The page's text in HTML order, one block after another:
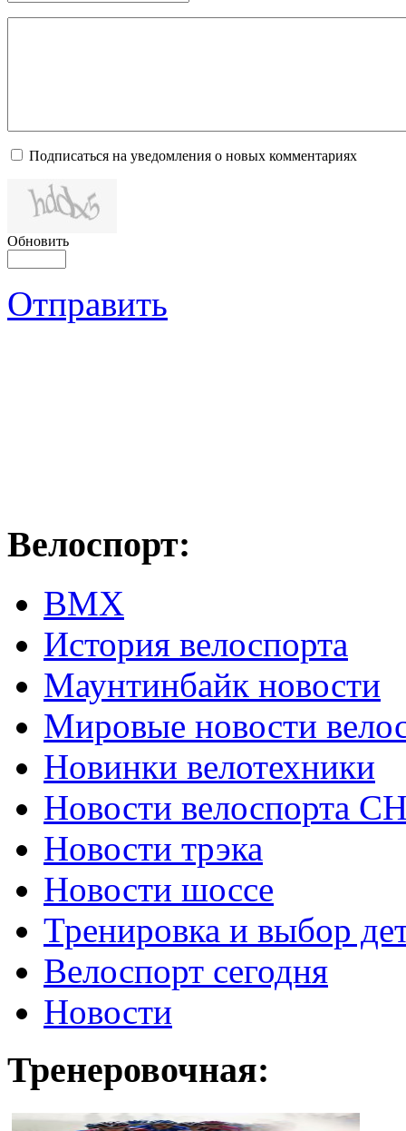
Подписаться на уведомления о новых комментариях
Обновить
Отправить
Велоспорт:
ВМХ
История велоспорта
Маунтинбайк новости
Мировые новости
Новинки велотехники
Новости велоспорта
Новости трэка
Новости шоссе
Тренировка и выбор
Велоспорт сегодня
Новости
Тренеровочная: